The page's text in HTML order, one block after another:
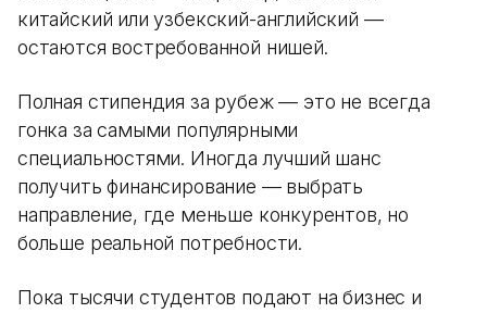
китайский или узбекский-английский —
остаются востребованной нишей.
Полная стипендия за рубеж — это не всегда
гонка за самыми популярными
специальностями. Иногда лучший шанс
получить финансирование — выбрать
направление, где меньше конкурентов, но
больше реальной потребности.
Пока тысячи студентов подают на бизнес и